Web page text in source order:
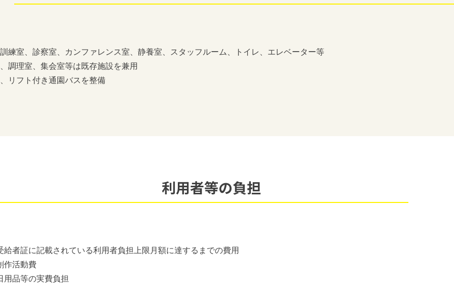
練室、診察室、カンファレンス室、静養室、スタッフルーム、トイレ、エレベーター等
調理室、集会室等は既存施設を兼用
リフト付き通園バスを整備
利用者等の負担
給者証に記載されている利用者負担上限月額に達するまでの費用
作活動費
用品等の実費負担